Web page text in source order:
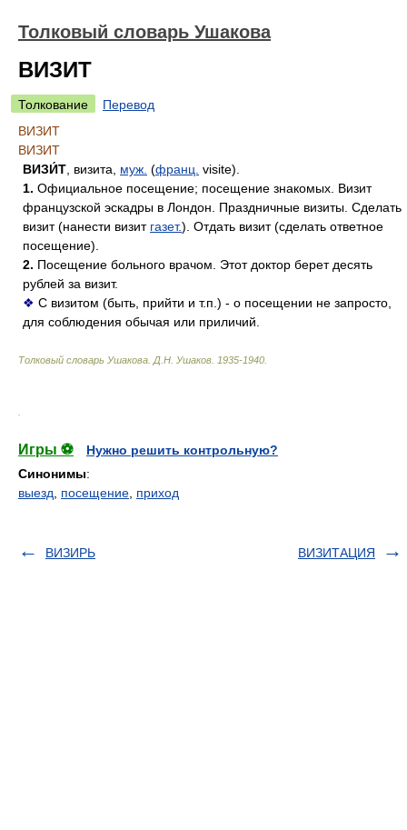
Толковый словарь Ушакова
ВИЗИТ
Толкование
Перевод
ВИЗИТ
ВИЗИТ
ВИЗИ́Т , визита, муж. (франц. visite).
1. Официальное посещение; посещение знакомых. Визит
французской эскадры в Лондон. Праздничные визиты. Сделать
визит (нанести визит газет.). Отдать визит (сделать ответное
посещение).
2. Посещение больного врачом. Этот доктор берет десять
рублей за визит.
❖ С визитом (быть, прийти и т.п.) - о посещении не запросто,
для соблюдения обычая или приличий.
Толковый словарь Ушакова Д.Н. Ушаков. 1935-1940
Игры ⚽
Нужно решить контрольную?
Синонимы:
выезд
посещение приход
ВИЗИРЬ ВИЗИТАЦИЯ